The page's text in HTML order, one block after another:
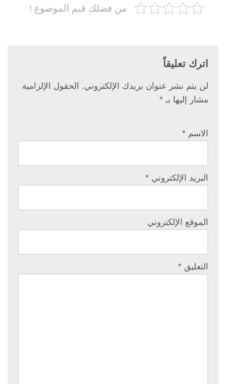
من فضلك قيم الموضوع !
اترك تعليقاً
لن يتم نشر عنوان بريدك الإلكتروني.
الحقول الإلزامية
مشار إليها بـ *
الاسم *
البريد الإلكتروني *
الموقع الإلكتروني
التعليق *